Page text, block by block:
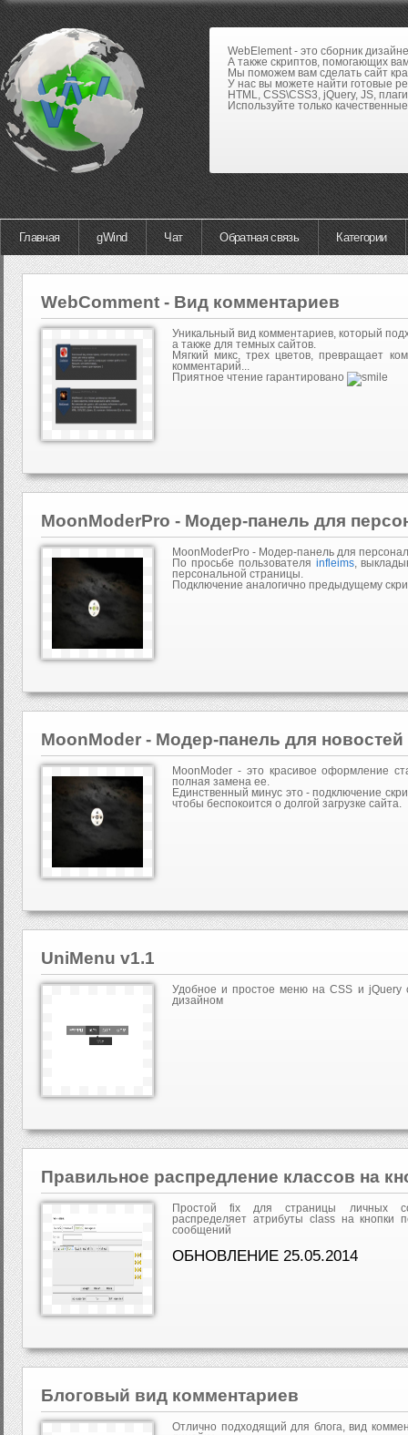
WebElement - это сборник
А также скриптов, помогающих
Мы поможем вам сделать сайт
У нас вы можете найти готовые
HTML, CSS\CSS3, jQuery, JS,
Используйте только
Главная gWind Чат Обратная связь Категории
WebComment - Вид комментариев
Уникальный вид комментариев, который
а также для темных сайтов.
Мягкий микс, трех цветов, превращает
комментарий...
Приятное чтение гарантировано
MoonModerPro - Модер-панель для
MoonModerPro - Модер-панель для
По просьбе пользователя infleims,
персональной страницы.
Подключение аналогично предыдущему
MoonModer - Модер-панель для новостей
MoonModer - это красивое оформление
полная замена ее.
Единственный минус это - подключение
чтобы беспокоится о долгой загрузке сайта.
UniMenu v1.1
Удобное и простое меню на CSS и jQuery
дизайном
Правильное распредление классов на
Простой fix для страницы личных
распределяет атрибуты class на кнопки
сообщений
ОБНОВЛЕНИЕ 25.05.2014
Блоговый вид комментариев
Отлично подходящий для блога, вид